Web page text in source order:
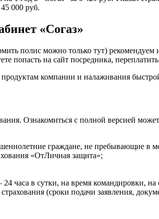
000 руб.
«Согаз»
полис можно только тут)
попасть на сайт посредника,
компании и налаживания
Ознакомиться с полной версией
граждане, не пребывающие в
«ОтЛичная защита»;
часа в сутки, на время командировки,
(сроки подачи заявления,